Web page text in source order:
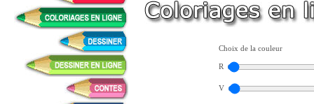
Choix de la couleur
R
V